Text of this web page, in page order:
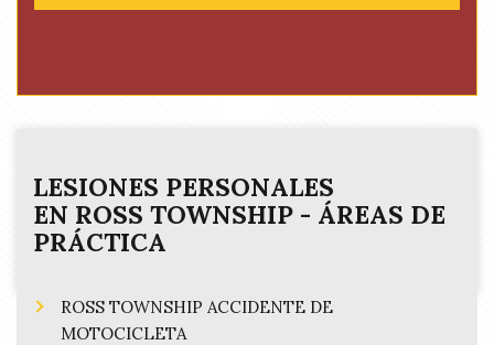
u
e
d
)
LESIONES PERSONALES
EN ROSS TOWNSHIP - ÁREAS DE
PRÁCTICA
ROSS TOWNSHIP ACCIDENTE DE
MOTOCICLETA